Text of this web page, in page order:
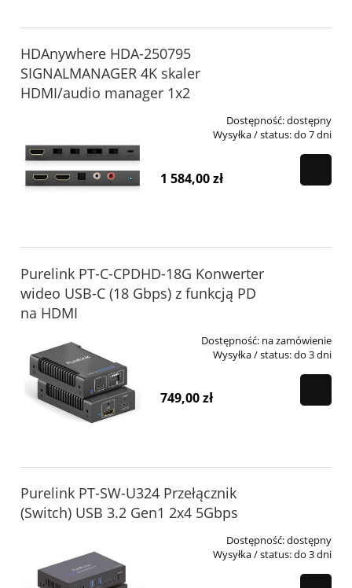
HDAnywhere HDA-250795
SIGNALMANAGER 4K skaler
HDMI/audio manager 1x2
Dostępność:dostępny
Wysyłka / status:do 7 dni
1 584,00 zł
Purelink PT-C-CPDHD-18G Konwerter
wideo USB-C (18 Gbps) z funkcją PD
na HDMI
Dostępność: na zamówienie
Wysyłka / status:do 3 dni
749,00 zł
Purelink PT-SW-U324 Przełącznik
(Switch) USB 3.2 Gen1 2x4 5Gbps
Dostępność:dostępny
Wysyłka / status:do 3 dni